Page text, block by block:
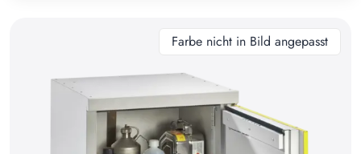
Farbe nicht in Bild angepasst